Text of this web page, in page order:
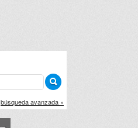
búsqueda avanzada »